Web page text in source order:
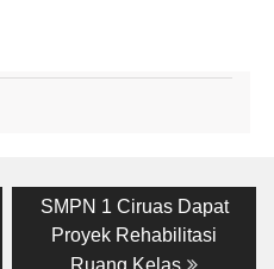
Next
post:
SMPN 1 Ciruas Dapat
Proyek Rehabilitasi
Ruang Kelas